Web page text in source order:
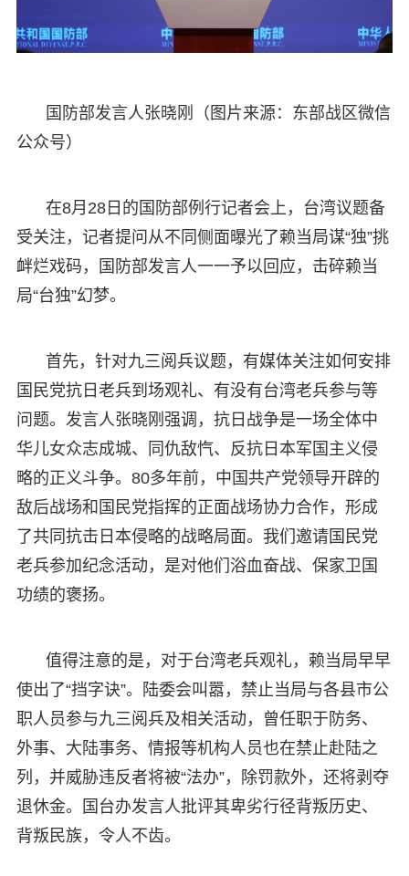
国防部发言人张晓刚（图片来源：东部战区微信
公众号）
在8月28日的国防部例行记者会上，台湾议题备
受关注，记者提问从不同侧面曝光了赖当局谋“独”挑
衅烂戏码，国防部发言人一一予以回应，击碎赖当
局“台独”幻梦。
首先，针对九三阅兵议题，有媒体关注如何安排
国民党抗日老兵到场观礼、有没有台湾老兵参与等
问题。发言人张晓刚强调，抗日战争是一场全体中
华儿女众志成城、同仇敌忾、反抗日本军国主义侵
略的正义斗争。80多年前，中国共产党领导开辟的
敌后战场和国民党指挥的正面战场协力合作，形成
了共同抗击日本侵略的战略局面。我们邀请国民党
老兵参加纪念活动，是对他们浴血奋战、保家卫国
功绩的褒扬。
值得注意的是，对于台湾老兵观礼，赖当局早早
使出了“挡字诀”。陆委会叫嚣，禁止当局与各县市公
职人员参与九三阅兵及相关活动，曾任职于防务、
外事、大陆事务、情报等机构人员也在禁止赴陆之
列，并威胁违反者将被“法办”，除罚款外，还将剥夺
退休金。国台办发言人批评其卑劣行径背叛历史、
背叛民族，令人不齿。